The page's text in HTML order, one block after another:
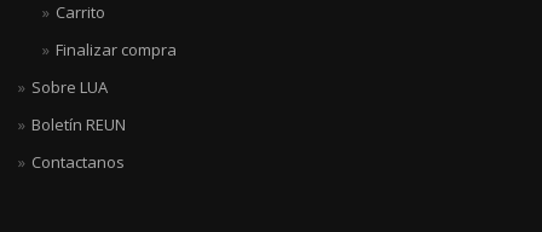
Carrito
Finalizar compra
Sobre LUA
Boletín REUN
Contactanos